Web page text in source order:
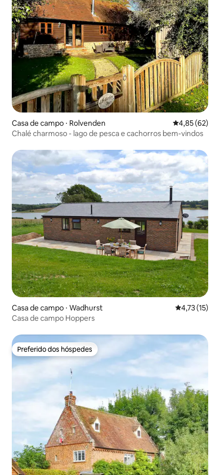
Casa de campo ⋅ Rolvenden 4,85 de uma
4,85 (62)
Chalé charmoso - lago de pesca e cachorros bem-vindos
Casa de campo ⋅ Wadhurst 4,73 de uma
4,73 (15)
Casa de campo Hoppers
Preferido dos hóspedes
Preferido dos hóspedes